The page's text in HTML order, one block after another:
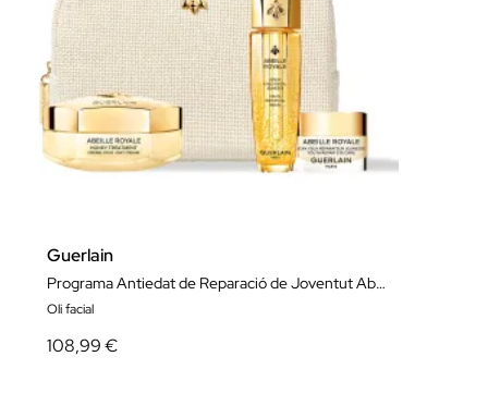
Guerlain
Programa Antiedat de Reparació de Joventut Abeille Royale Crema
Oli facial
108,99 €